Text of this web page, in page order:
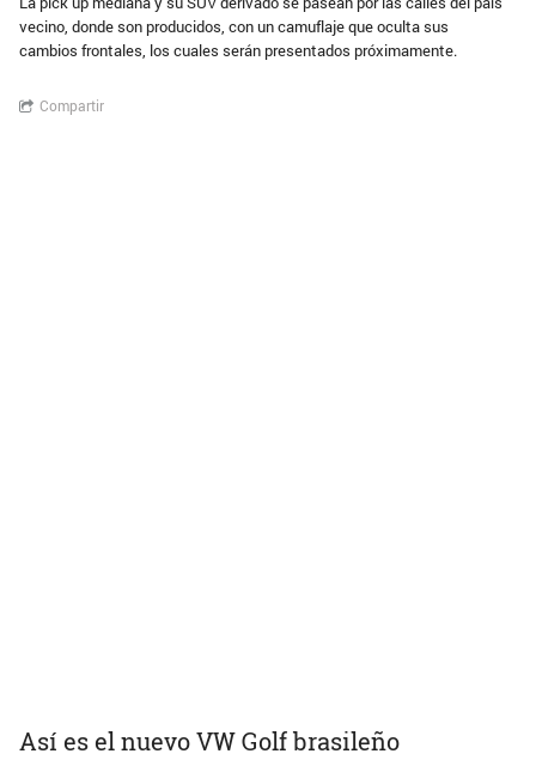
vecino, donde son producidos, con un camuflaje que oculta sus
cambios frontales, los cuales serán presentados próximamente.
Compartir
Así es el nuevo VW Golf brasileño